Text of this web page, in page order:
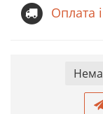
Оплата